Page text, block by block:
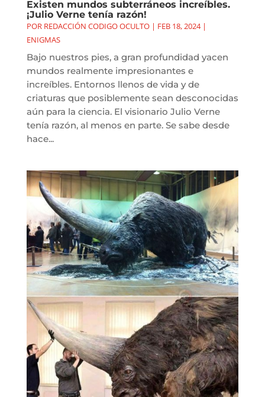
Existen mundos subterráneos increíbles.
¡Julio Verne tenía razón!
POR REDACCIÓN CODIGO OCULTO| FEB 18, 2024|
ENIGMAS
Bajo nuestros pies, a gran profundidad yacen
mundos realmente impresionantes e
increíbles. Entornos llenos de vida y de
criaturas que posiblemente sean desconocidas
aún para la ciencia. El visionario Julio Verne
tenía razón, al menos en parte. Se sabe desde
hace...